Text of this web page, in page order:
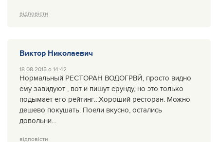
відповісти
Виктор Николаевич
18.08.2015 о 14:42
Нормальный РЕСТОРАН ВОДОГРВЙ, просто видно
ему завидуют , вот и пишут ерунду, но это только
подымает его рейтинг…Хороший ресторан. Можно
дешево покушать. Поели вкусно, остались
довольни…
відповісти